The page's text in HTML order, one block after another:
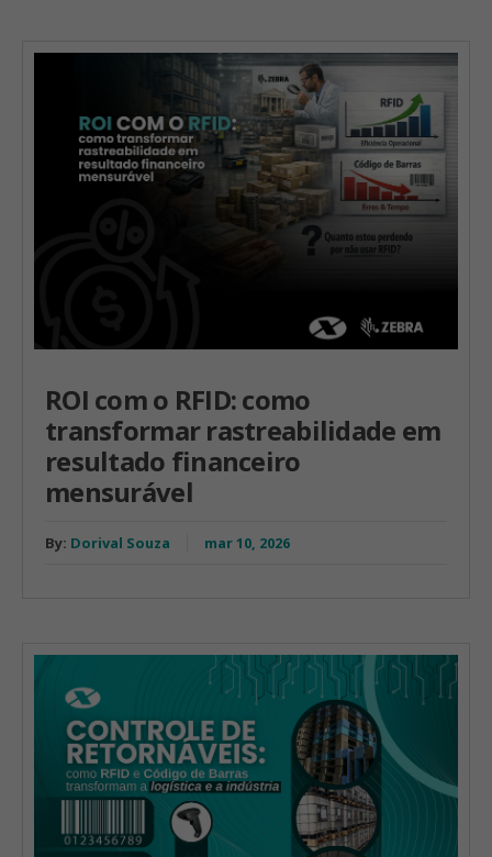
ROI com o RFID: como
transformar rastreabilidade em
resultado financeiro
mensurável
By: Dorival Souza mar 10, 2026